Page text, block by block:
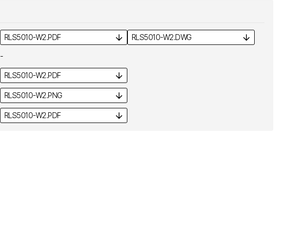
RLS5010-W2.PDF RLS5010-W2.DWG
-
RLS5010-W2.PDF
RLS5010-W2.PNG
RLS5010-W2.PDF